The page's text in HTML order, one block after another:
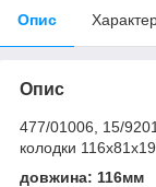
Опис
Опис
477/01006, 15/
колодки
довжина: 116мм